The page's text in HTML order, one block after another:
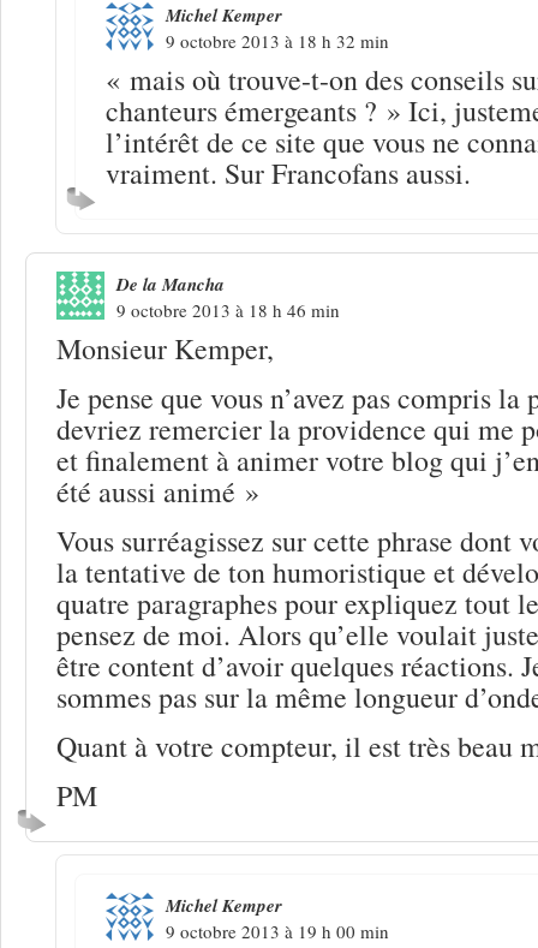
Michel Kemper
9 octobre 2013 à 18 h 32 min
« mais où trouve-t-on des conseils
chanteurs émergeants ? » Ici,
l’intérêt de ce site que vous ne
vraiment. Sur Francofans aussi.
De la Mancha
9 octobre 2013 à 18 h 46 min
Monsieur Kemper,
Je pense que vous n’avez pas compris la
devriez remercier la providence qui me
et finalement à animer votre blog qui
été aussi animé »
Vous surréagissez sur cette phrase dont
la tentative de ton humoristique et
quatre paragraphes pour expliquez tout
pensez de moi. Alors qu’elle voulait
être content d’avoir quelques réactions.
sommes pas sur la même longueur
Quant à votre compteur, il est très beau
PM
Michel Kemper
9 octobre 2013 à 19 h 00 min